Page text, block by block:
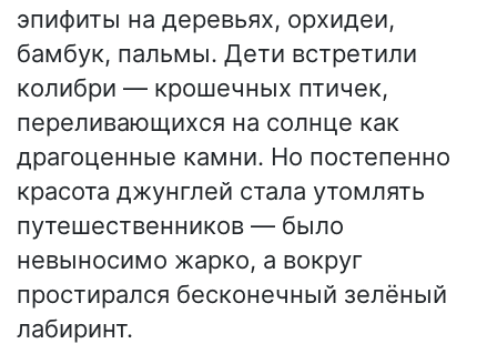
эпифиты на деревьях, орхидеи,
бамбук, пальмы. Дети встретили
колибри — крошечных птичек,
переливающихся на солнце как
драгоценные камни. Но постепенно
красота джунглей стала утомлять
путешественников — было
невыносимо жарко, а вокруг
простирался бесконечный зелёный
лабиринт.